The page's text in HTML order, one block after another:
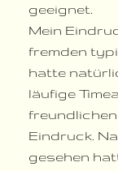
geeignet.
Mein
fremden
hatte
läufige
Eindruck.
gesehen